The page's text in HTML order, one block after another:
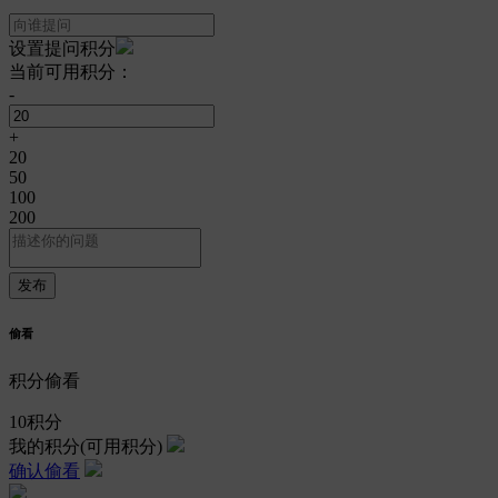
设置提问积分
当前可用积分：
-
+
20
50
100
200
偷看
积分偷看
10积分
我的积分(可用积分)
确认偷看